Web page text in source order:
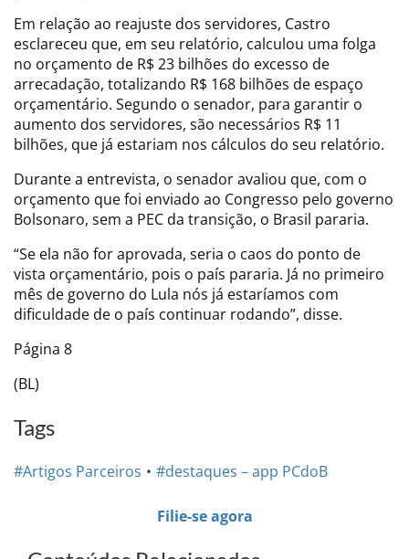
Em relação ao reajuste dos servidores, Castro
esclareceu que, em seu relatório, calculou uma folga
no orçamento de R$ 23 bilhões do excesso de
arrecadação, totalizando R$ 168 bilhões de espaço
orçamentário. Segundo o senador, para garantir o
aumento dos servidores, são necessários R$ 11
bilhões, que já estariam nos cálculos do seu relatório.
Durante a entrevista, o senador avaliou que, com o
orçamento que foi enviado ao Congresso pelo governo
Bolsonaro, sem a PEC da transição, o Brasil pararia.
“Se ela não for aprovada, seria o caos do ponto de
vista orçamentário, pois o país pararia. Já no primeiro
mês de governo do Lula nós já estaríamos com
dificuldade de o país continuar rodando”, disse.
Página 8
(BL)
Tags
#Artigos Parceiros #destaques – app PCdoB
Filie-se agora